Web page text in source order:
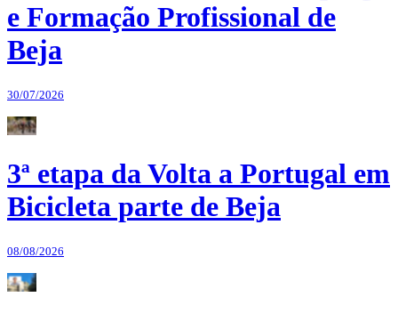
e Formação Profissional de
Beja
30/07/2026
3ª etapa da Volta a Portugal em
Bicicleta parte de Beja
08/08/2026